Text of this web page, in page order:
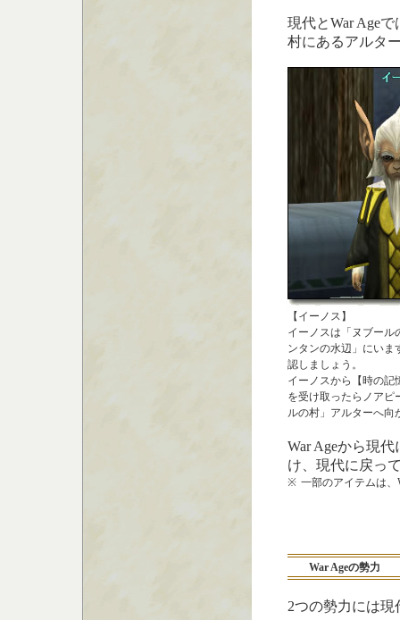
現代とWar Age
村にあるアルタ
【イーノス】
イーノスは「ヌブール
ンタンの水辺」にいま
認しましょう。
イーノスから【時の記
を受け取ったらノアピ
ルの村」アルターへ向
War Ageから現
け、現代に戻っ
※ 一部のアイテムは
War Ageの勢力
2つの勢力には